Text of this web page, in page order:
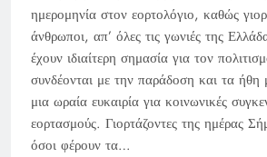
ημερομηνία στον εορτολόγιο, καθώς
άνθρωποι, απ’ όλες τις γωνιές της
έχουν ιδιαίτερη σημασία για τον
συνδέονται με την παράδοση και τα
μια ωραία ευκαιρία για κοινωνικές
εορτασμούς. Γιορτάζοντες της ημέρας
όσοι φέρουν τα…